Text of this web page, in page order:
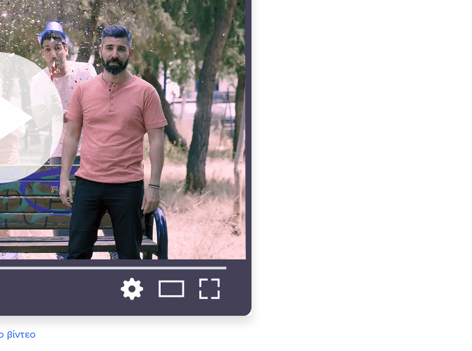
βίντεο